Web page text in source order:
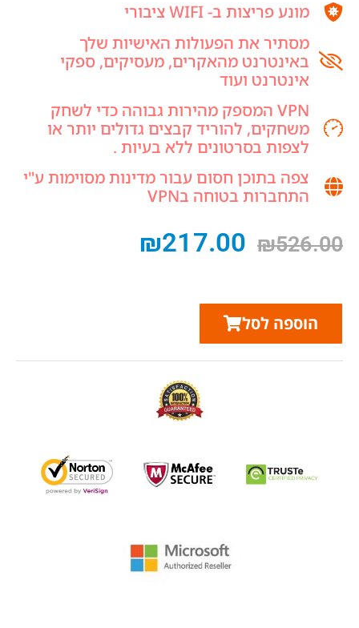
מונע פריצות ב- WIFI ציבורי
מסתיר את הפעולות האישיות שלך
באינטרנט מהאקרים, מעסיקים, ספקי
אינטרנט ועוד
VPN המספק מהירות גבוהה כדי לשחק
משחקים, להוריד קבצים גדולים יותר או
לצפות בסרטונים ללא בעיות .
צפה בתוכן חסום עבור מדינות מסוימות ע"י
התחברות בטוחה בVPN
₪526.00
₪217.00
הוספה לסל